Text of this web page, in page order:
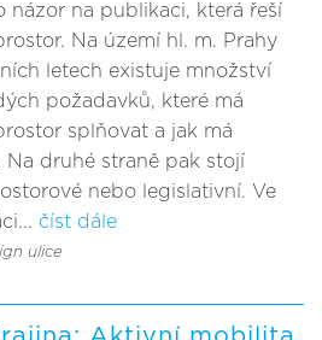
názor na publikaci, která řeší
Na území hl. m. Prahy
letech existuje množství
požadavků, které má
splňovat a jak má
Na druhé straně pak stojí
nebo legislativní. Ve
číst dále
ulice